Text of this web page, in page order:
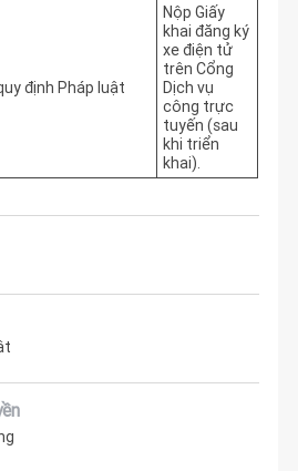
định Pháp luật
Nộp Giấy
khai đăng ký
xe điện tử
trên Cổng
Dịch vụ
công trực
tuyến (sau
khi triển
khai).